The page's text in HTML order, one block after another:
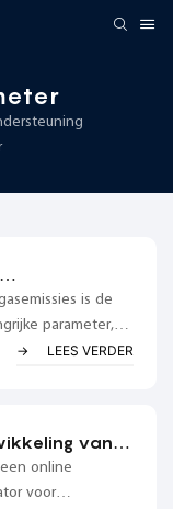
is de
parameter,
De
LEES VERDER
van
online
voor